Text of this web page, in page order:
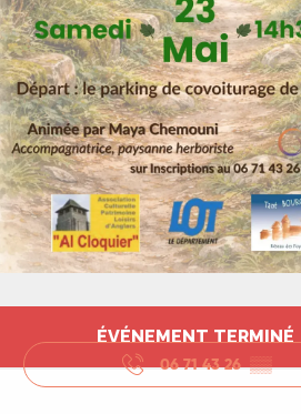
ÉVÉNEMENT TERMINÉ
06 71 43 26▒▒